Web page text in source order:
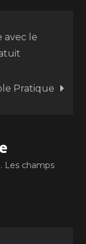
avec le
Pratique
Les champs